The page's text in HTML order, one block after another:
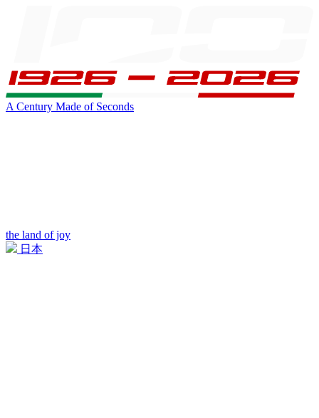
A Century Made of Seconds
the land of joy
日本